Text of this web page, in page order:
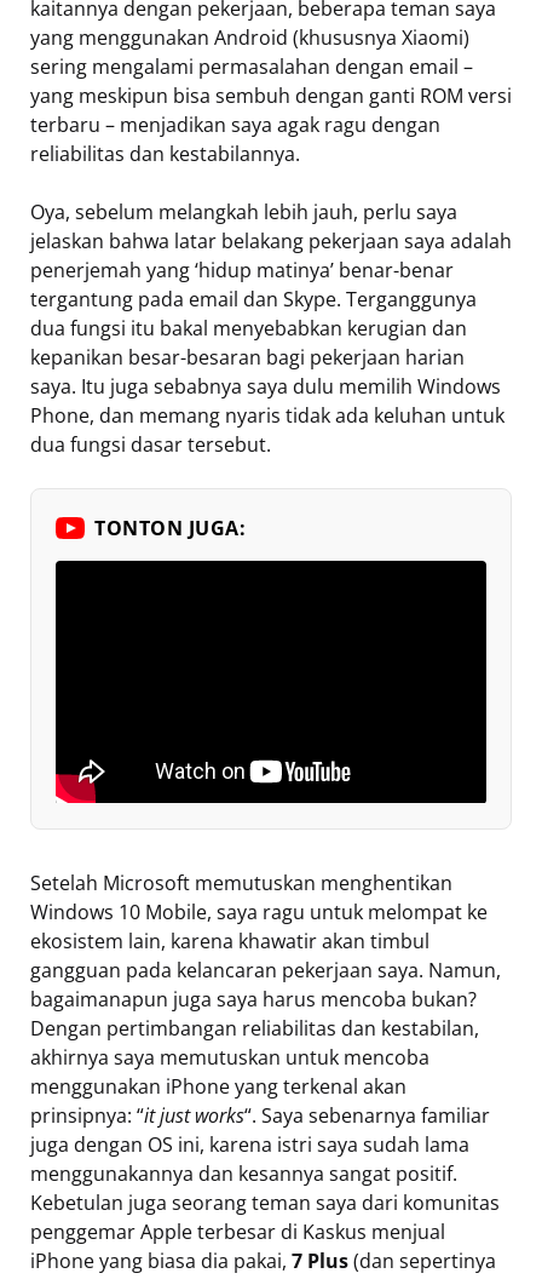
kaitannya dengan pekerjaan, beberapa teman saya
yang menggunakan Android (khususnya Xiaomi)
sering mengalami permasalahan dengan email –
yang meskipun bisa sembuh dengan ganti ROM versi
terbaru – menjadikan saya agak ragu dengan
reliabilitas dan kestabilannya.
Oya, sebelum melangkah lebih jauh, perlu saya
jelaskan bahwa latar belakang pekerjaan saya adalah
penerjemah yang ‘hidup matinya’ benar-benar
tergantung pada email dan Skype. Terganggunya
dua fungsi itu bakal menyebabkan kerugian dan
kepanikan besar-besaran bagi pekerjaan harian
saya. Itu juga sebabnya saya dulu memilih Windows
Phone, dan memang nyaris tidak ada keluhan untuk
dua fungsi dasar tersebut.
TONTON JUGA:
Setelah Microsoft memutuskan menghentikan
Windows 10 Mobile, saya ragu untuk melompat ke
ekosistem lain, karena khawatir akan timbul
gangguan pada kelancaran pekerjaan saya. Namun,
bagaimanapun juga saya harus mencoba bukan?
Dengan pertimbangan reliabilitas dan kestabilan,
akhirnya saya memutuskan untuk mencoba
menggunakan iPhone yang terkenal akan
prinsipnya: “it just works“. Saya sebenarnya familiar
juga dengan OS ini, karena istri saya sudah lama
menggunakannya dan kesannya sangat positif.
Kebetulan juga seorang teman saya dari komunitas
penggemar Apple terbesar di Kaskus menjual
iPhone yang biasa dia pakai, 7 Plus(dan sepertinya